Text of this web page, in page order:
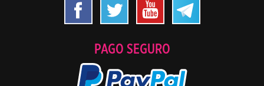
PAGO SEGURO